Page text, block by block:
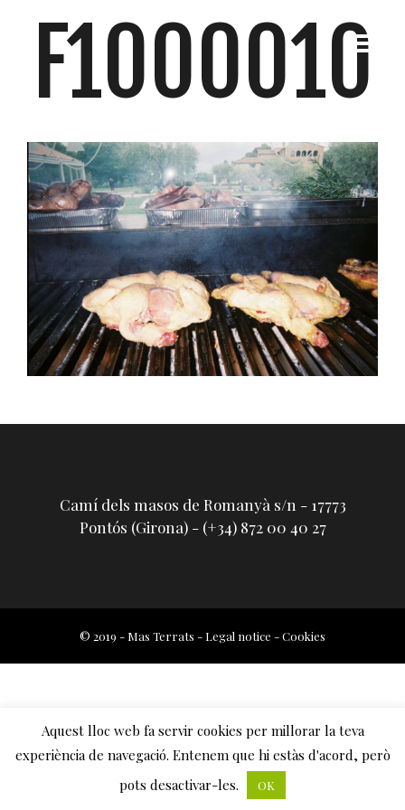
F1000010
Camí dels masos de Romanyà s/n - 17773
Pontós (Girona) - (+34) 872 00 40 27
Aquest lloc web fa servir cookies per millorar la teva
experiència de navegació. Entenem que hi estàs d'acord, però
pots desactivar-les.
OK
© 2019 - Mas Terrats - Legal notice -Cookies